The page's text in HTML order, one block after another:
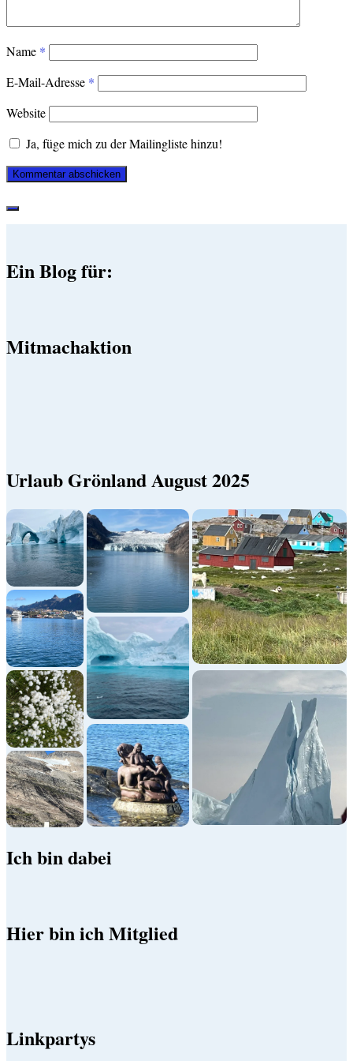
Name *
E-Mail-Adresse *
Website
Ja, füge mich zu der Mailingliste hinzu!
Ein Blog für:
Mitmachaktion
Urlaub Grönland August 2025
Ich bin dabei
Hier bin ich Mitglied
Linkpartys